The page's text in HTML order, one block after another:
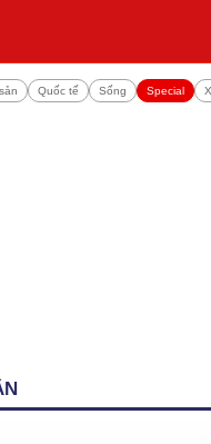
Quốc tế Sống Special